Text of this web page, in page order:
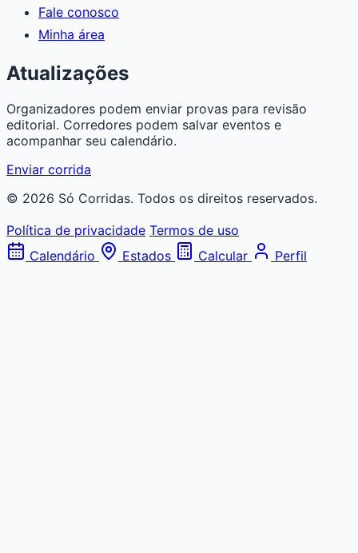
Fale conosco
Minha área
Atualizações
Organizadores podem enviar provas para revisão
editorial. Corredores podem salvar eventos e
acompanhar seu calendário.
Enviar corrida
© 2026 Só Corridas. Todos os direitos reservados.
Política de privacidade Termos de uso
Calendário
Estados Calcular Perfil